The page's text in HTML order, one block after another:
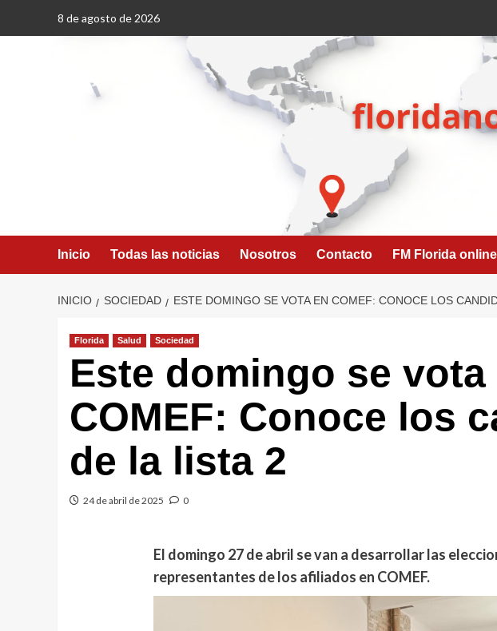
8 de agosto de 2026
Inicio Todas las noticias Nosotros Contacto FM Florida online
INICIO SOCIEDAD ESTE DOMINGO SE VOTA EN COMEF: CONOCE LOS
Florida Salud Sociedad
Este domingo se vota
COMEF: Conoce los
de la lista 2
24 de abril de 2025 0
El domingo 27 de abril se van a desarrollar las
representantes de los afiliados en COMEF.